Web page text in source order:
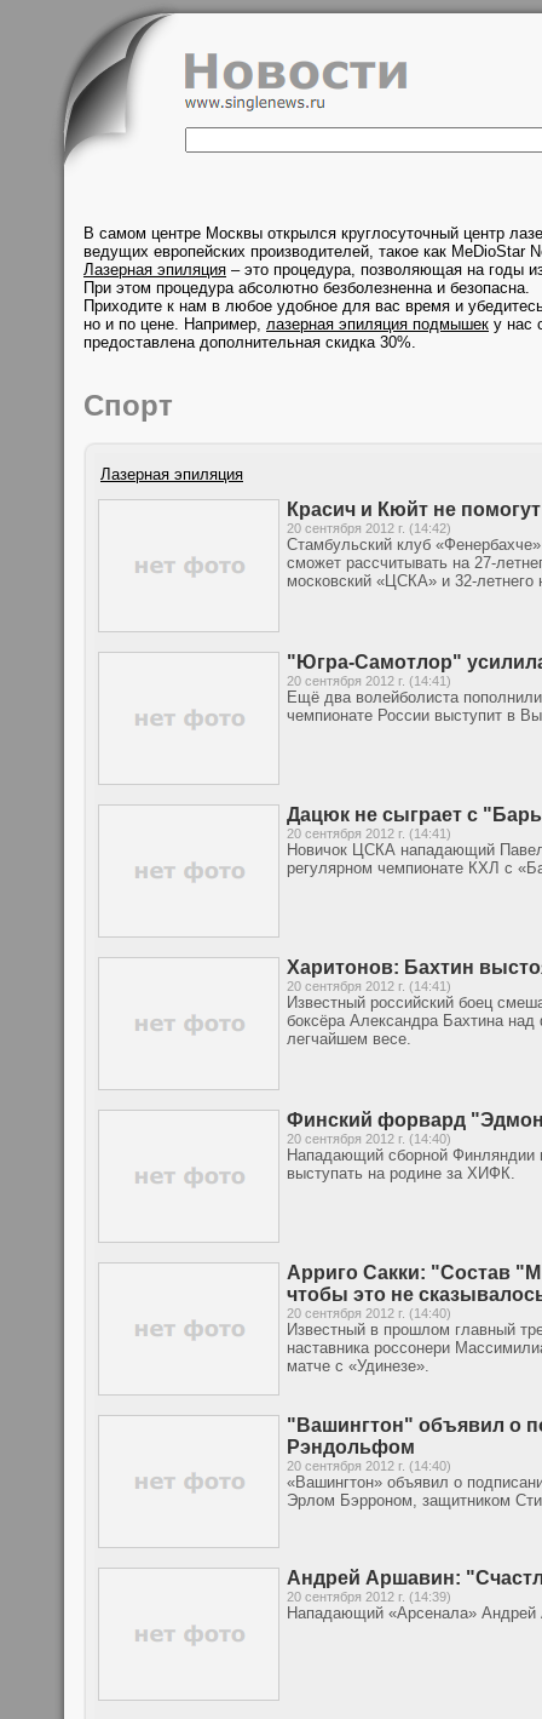
В самом центре Москвы открылся круглосуточный центр
ведущих европейских производителей, такое как MeDioStar
Лазерная эпиляция – это процедура, позволяющая на годы
При этом процедура абсолютно безболезненна и безопасна.
Приходите к нам в любое удобное для вас время и
но и по цене. Например, лазерная эпиляция подмышек у нас
предоставлена дополнительная скидка 30%.
Спорт
Лазерная эпиляция
Красич и Кюйт не
20 сентября 2012 г. (14:42)
Стамбульский клуб
сможет рассчитывать на 27-
московский «ЦСКА» и 32-
"Югра-Самотлор"
20 сентября 2012 г. (14:41)
Ещё два волейболиста
чемпионате России выступит в
Дацюк не сыграет с
20 сентября 2012 г. (14:41)
Новичок ЦСКА нападающий
регулярном чемпионате КХЛ с
Харитонов: Бахтин
20 сентября 2012 г. (14:41)
Известный российский боец
боксёра Александра Бахтина
легчайшем весе.
Финский форвард
20 сентября 2012 г. (14:40)
Нападающий сборной Финляндии
выступать на родине за ХИФК.
Арриго Сакки: "Состав
чтобы это не
20 сентября 2012 г. (14:40)
Известный в прошлом главный
наставника россонери
матче с «Удинезе».
"Вашингтон" объявил о
Рэндольфом
20 сентября 2012 г. (14:40)
«Вашингтон» объявил о
Эрлом Бэрроном, защитником
Андрей Аршавин:
20 сентября 2012 г. (14:39)
Нападающий «Арсенала» Андрей